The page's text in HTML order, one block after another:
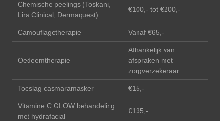
Chemische peelings (Toskani,
Lira Clinical, Dermaquest)
€100,- tot €200,-
Camouflagetherapie Vanaf €65,-
Oedeemtherapie
Afhankelijk van
afspraken met
zorgverzekeraar
Toeslag casmaramasker €15,-
Vitamine C GLOW behandeling
met hydrafacial
€135,-